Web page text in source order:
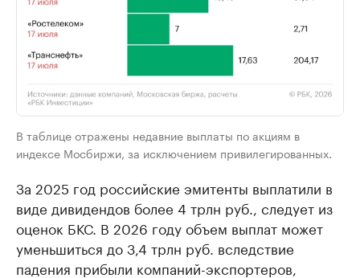
В таблице отражены недавние выплаты по акциям в
индексе Мосбиржи, за исключением привилегированных.
За 2025 год российские эмитенты выплатили в
виде дивидендов более 4 трлн руб., следует из
оценок БКС. В 2026 году объем выплат может
уменьшиться до 3,4 трлн руб. вследствие
падения прибыли компаний-экспортеров,